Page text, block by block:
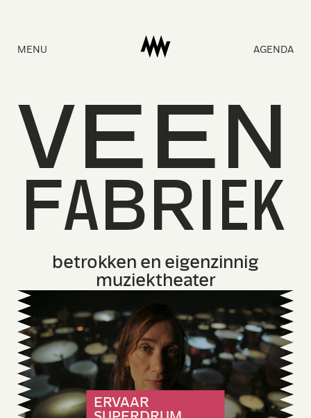
MENU
Naar
AGENDA
VEEN
FABRIEK
betrokken en eigenzinnig
muziektheater
ERVAAR